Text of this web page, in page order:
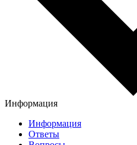
Информация
Информация
Ответы